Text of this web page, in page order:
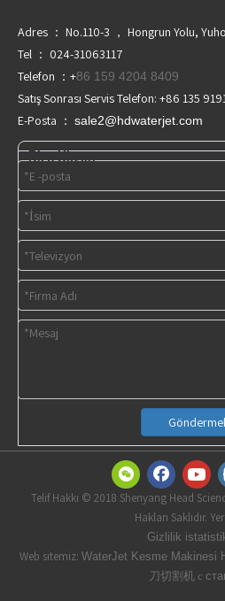
Adres ： No.110-3 ， Hongrun Yolu,
Tel ： 024-31063117
Telefon ：+86 159 4204 8409
Satış Sonrası Servis Telefon: +86 135
E-Posta ： sale2@hdwaterjet.com
Bize Ulaşın
Telif Hakkı © 2018 Shenyang Head
Hakları Saklıdır.
Gizlilik
Web sitemiz: WaterJet Kesme Makinesi
刀切割机 с